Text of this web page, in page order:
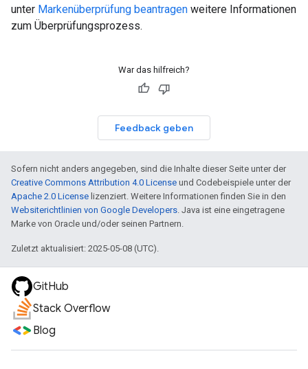
unter Markenüberprüfung beantragen weitere Informationen
zum Überprüfungsprozess.
War das hilfreich?
Feedback geben
Sofern nicht anders angegeben, sind die Inhalte dieser Seite unter der
Creative Commons Attribution 4.0 License und Codebeispiele unter der
Apache 2.0 License lizenziert. Weitere Informationen finden Sie in den
Websiterichtlinien von Google Developers. Java ist eine eingetragene
Marke von Oracle und/oder seinen Partnern.
Zuletzt aktualisiert: 2025-05-08 (UTC).
GitHub
Stack Overflow
Blog